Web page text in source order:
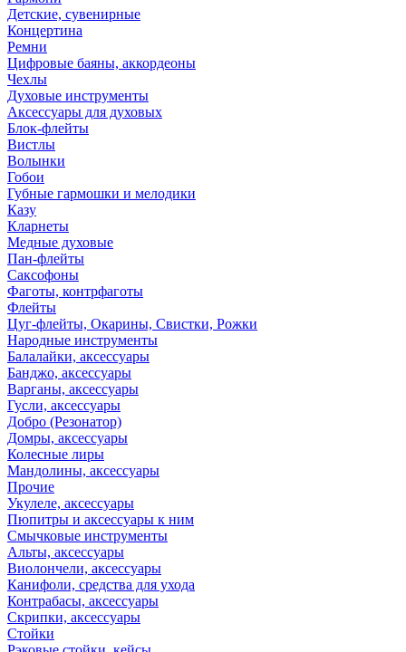
Детские, сувенирные
Концертина
Ремни
Цифровые баяны, аккордеоны
Чехлы
Духовые инструменты
Аксессуары для духовых
Блок-флейты
Вистлы
Волынки
Гобои
Губные гармошки и мелодики
Казу
Кларнеты
Медные духовые
Пан-флейты
Саксофоны
Фаготы, контрфаготы
Флейты
Цуг-флейты, Окарины, Свистки, Рожки
Народные инструменты
Балалайки, аксессуары
Банджо, аксессуары
Варганы, аксессуары
Гусли, аксессуары
Добро (Резонатор)
Домры, аксессуары
Колесные лиры
Мандолины, аксессуары
Прочие
Укулеле, аксессуары
Пюпитры и аксессуары к ним
Смычковые инструменты
Альты, аксессуары
Виолончели, аксессуары
Канифоли, средства для ухода
Контрабасы, аксессуары
Скрипки, аксессуары
Стойки